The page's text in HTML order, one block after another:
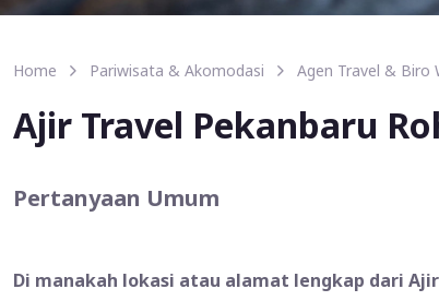
Home Pariwisata & Akomodasi Agen Travel & Biro
Ajir Travel Pekanbaru
Pertanyaan Umum
Di manakah lokasi atau alamat lengkap dari